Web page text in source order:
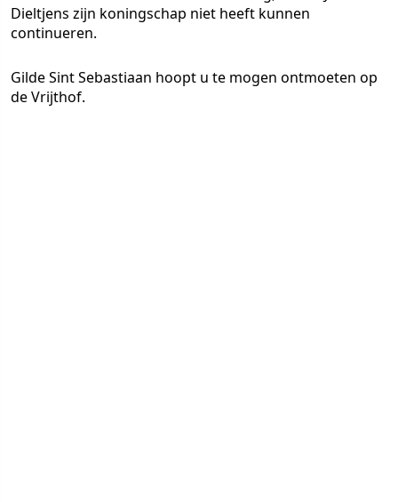
Dieltjens zijn koningschap niet heeft kunnen
continueren.
Gilde Sint Sebastiaan hoopt u te mogen ontmoeten op
de Vrijthof.